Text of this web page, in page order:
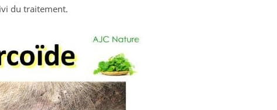
du traitement.